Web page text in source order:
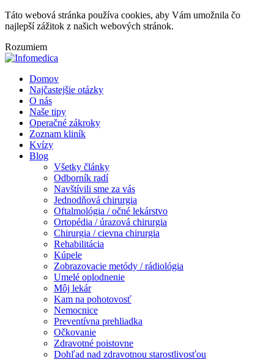
Táto webová stránka používa cookies, aby Vám umožnila čo
najlepší zážitok z našich webových stránok.
Rozumiem
Domov
Najčastejšie otázky
O nás
Naše tipy
Operačné zákroky
Zoznam kliník
Kvízy
Blog
Všetky články
Odborník radí
Navštívili sme za vás
Jednodňová chirurgia
Oftalmológia / očné lekárstvo
Ortopédia / úrazová chirurgia
Chirurgia / cievna chirurgia
Rehabilitácia
Kúpele
Zobrazovacie metódy / rádiológia
Umelé oplodnenie
Môj lekár
Kam na pohotovosť
Nemocnice
Preventívna prehliadka
Očkovanie
Zdravotné poistovne
Dohľad nad zdravotnou starostlivosťou